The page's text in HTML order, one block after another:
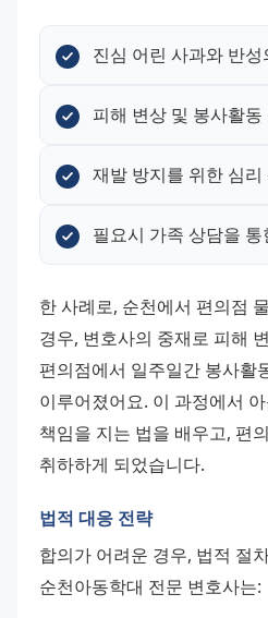
진심 어린 사과와 반성
피해 변상 및 봉사활
재발 방지를 위한 심
필요시 가족 상담을
한 사례로, 순천에서 편의점
경우, 변호사의 중재로 피해
편의점에서 일주일간 봉사활
이루어졌어요. 이 과정에서
책임을 지는 법을 배우고, 편
취하하게 되었습니다.
법적 대응 전략
합의가 어려운 경우, 법적 절
순천아동학대 전문 변호사는: